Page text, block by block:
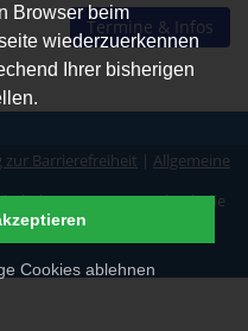
Browser beim
wiederzuerkennen
Ihrer bisherigen
Cookies ablehnen
Termine & Infos
zur Barrierefreiheit | Allgemeine
Unterstützt durch die
.